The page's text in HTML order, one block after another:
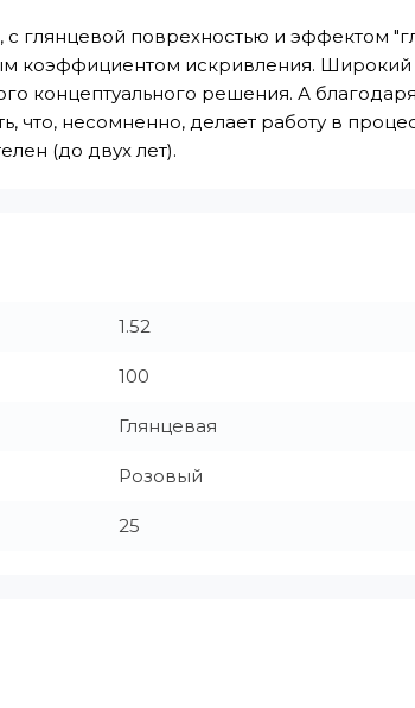
глянцевой поврехностью и эффектом
коэффициентом искривления.
концептуального решения. А
что, несомненно, делает работу в
(до двух лет).
1.52
100
Глянцевая
Розовый
25